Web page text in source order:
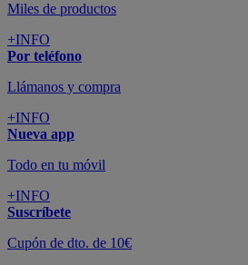
Miles de productos
+INFO
Por teléfono
Llámanos y compra
+INFO
Nueva app
Todo en tu móvil
+INFO
Suscríbete
Cupón de dto. de 10€